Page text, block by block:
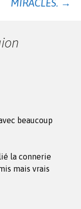
MIRACLES. →
beaucoup
la connerie
mais vrais